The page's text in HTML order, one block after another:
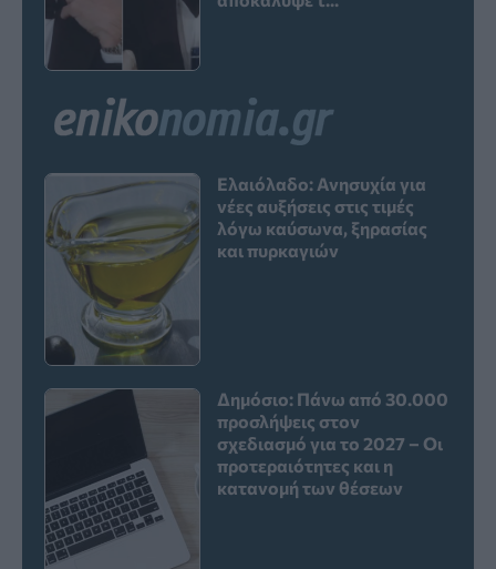
Ελαιόλαδο: Ανησυχία για
νέες αυξήσεις στις τιμές
λόγω καύσωνα, ξηρασίας
και πυρκαγιών
Δημόσιο: Πάνω από 30.000
προσλήψεις στον
σχεδιασμό για το 2027 – Οι
προτεραιότητες και η
κατανομή των θέσεων